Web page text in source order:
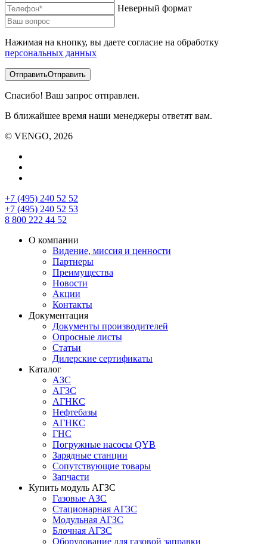
Неверный формат
Нажимая на кнопку, вы даете согласие на обработку
персональных данных
ОтправитьОтправить
Спасибо! Ваш запрос отправлен.
В ближайшее время наши менеджеры ответят вам.
© VENGO, 2026
+7 (495) 240 52 52
+7 (495) 240 52 53
8 800 222 44 52
О компании
Видение, миссия и ценности
Партнеры
Преимущества
Новости
Акции
Контакты
Документация
Документы производителей
Опросные листы
Статьи
Дилерские сертификаты
Каталог
АЗС
АГЗС
АГНКС
Нефтебазы
АГНКС
ГНС
Погружные насосы QYB
Зарядные станции
Сопутствующие товары
Запчасти
Купить модуль АГЗС
Газовые АЗС
Стационарная АГЗС
Модульная АГЗС
Блочная АГЗС
Оборудование для газовой заправки